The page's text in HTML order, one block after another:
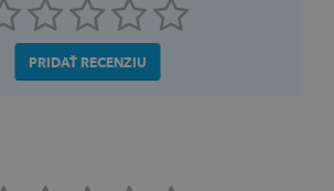
PRIDAŤ RECENZIU